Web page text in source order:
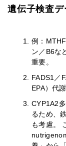
遺伝子検査
例：
ン／B6な
重要。
FADS1／
EPA）代
CYP1A2
るため、
も考慮。